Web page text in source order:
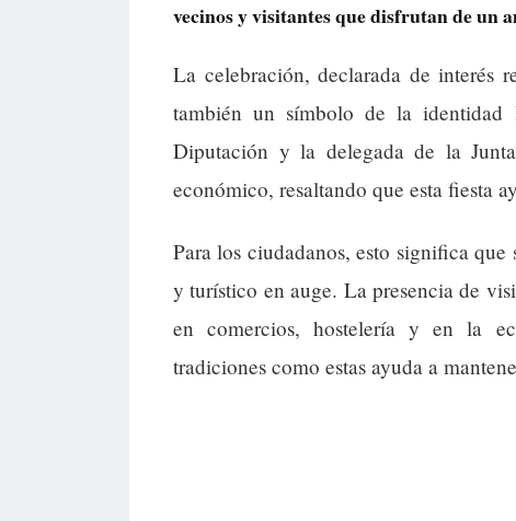
vecinos y visitantes que disfrutan de un
La celebración, declarada de interés
también un símbolo de la
Diputación y la delegada de la
económico, resaltando que esta fiesta
Para los ciudadanos, esto significa
y turístico en auge. La presencia de
en comercios, hostelería y en la
tradiciones como estas ayuda a